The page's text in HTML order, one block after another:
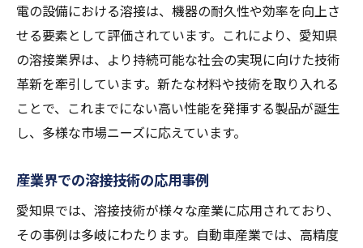
電の設備における溶接は、機器の耐久性や効率を向上さ
せる要素として評価されています。これにより、愛知県
の溶接業界は、より持続可能な社会の実現に向けた技術
革新を牽引しています。新たな材料や技術を取り入れる
ことで、これまでにない高い性能を発揮する製品が誕生
し、多様な市場ニーズに応えています。
産業界での溶接技術の応用事例
愛知県では、溶接技術が様々な産業に応用されており、
その事例は多岐にわたります。自動車産業では、高精度